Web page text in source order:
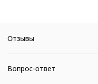
Отзывы
Вопрос-ответ